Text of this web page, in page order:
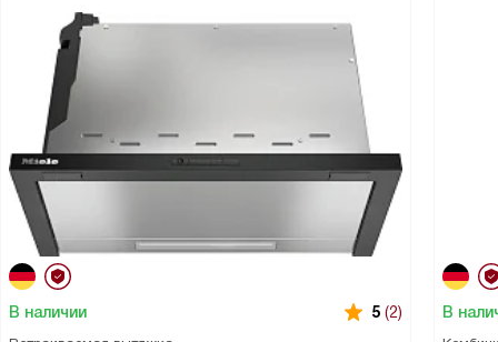
В наличии 5 (2) В